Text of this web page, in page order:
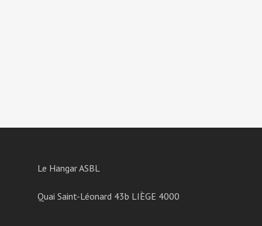
Le Hangar ASBL
Quai Saint-Léonard 43b LIÈGE 4000